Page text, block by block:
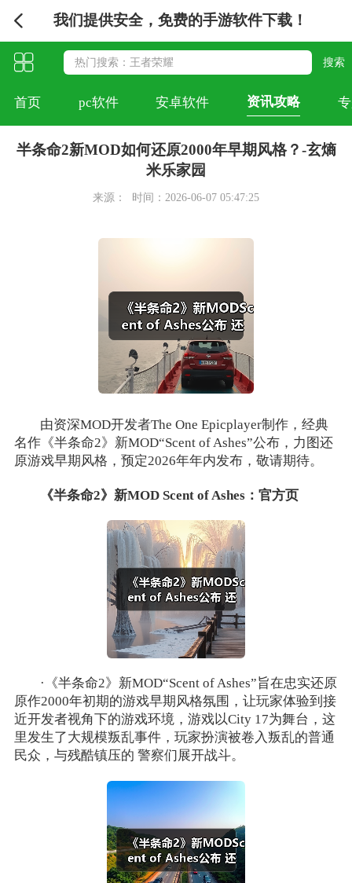
我们提供安全，免费的手游软件下载！
首页 pc软件 安卓软件 资讯攻略
半条命2新MOD如何还原2000年早期风格？-玄熵
米乐家园
来源： 时间：2026-06-07 05:47:25
由资深MOD开发者The One Epicplayer制作，经典
名作《半条命2》新MOD“Scent of Ashes”公布，力图还
原游戏早期风格，预定2026年年内发布，敬请期待。
《半条命2》新MOD Scent of Ashes：官方页
·《半条命2》新MOD“Scent of Ashes”旨在忠实还原
原作2000年初期的游戏早期风格氛围，让玩家体验到接
近开发者视角下的游戏环境，游戏以City 17为舞台，这
里发生了大规模叛乱事件，玩家扮演被卷入叛乱的普通
民众，与残酷镇压的 警察们展开战斗。